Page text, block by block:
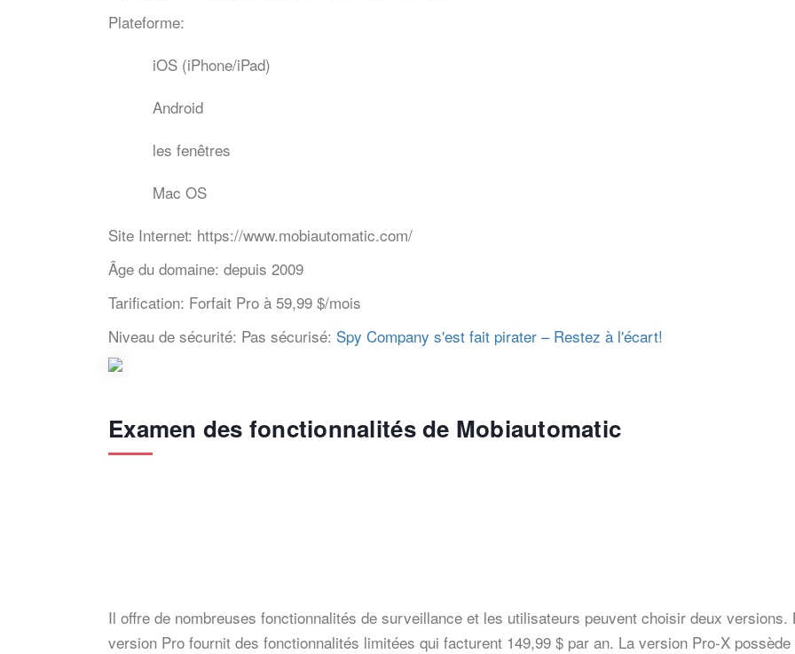
Plateforme:
iOS (iPhone/iPad)
Android
les fenêtres
Mac OS
Site Internet: https://www.mobiautomatic.com/
Âge du domaine: depuis 2009
Tarification: Forfait Pro à 59,99 $/mois
Niveau de sécurité: Pas sécurisé: Spy Company s'est fait pirater – Restez à l'écart!
Examen des fonctionnalités de Mobiautomatic
Il offre de nombreuses fonctionnalités de surveillance et les utilisateurs peuvent choisir deux versions.
version Pro fournit des fonctionnalités limitées qui facturent 149,99 $ par an. La version Pro-X possède